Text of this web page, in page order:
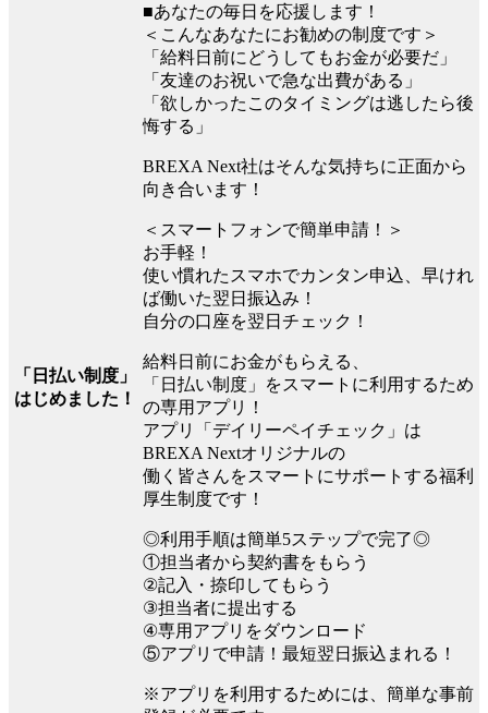
「日払い制度」
はじめました！
■あなたの毎日を応援します！
＜こんなあなたにお勧めの制度です＞
「給料日前にどうしてもお金が必要だ」
「友達のお祝いで急な出費がある」
「欲しかったこのタイミングは逃したら後
悔する」
BREXA Next社はそんな気持ちに正面から
向き合います！
＜スマートフォンで簡単申請！＞
お手軽！
使い慣れたスマホでカンタン申込、早けれ
ば働いた翌日振込み！
自分の口座を翌日チェック！
給料日前にお金がもらえる、
「日払い制度」をスマートに利用するため
の専用アプリ！
アプリ「デイリーペイチェック」は
BREXA Nextオリジナルの
働く皆さんをスマートにサポートする福利
厚生制度です！
◎利用手順は簡単5ステップで完了◎
①担当者から契約書をもらう
②記入・捺印してもらう
③担当者に提出する
④専用アプリをダウンロード
⑤アプリで申請！最短翌日振込まれる！
※アプリを利用するためには、簡単な事前